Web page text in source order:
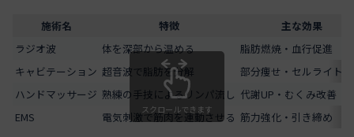
施術名 特徴
主な効果
ラジオ波
体を深部から温める
脂肪燃焼・血行促進
キャビテーション 超音波で脂肪を分解
部分痩せ・セルライト
ハンドマッサージ 熟練の手技によるリンパ流し 代謝UP・むくみ改善
EMS
電気刺激で筋肉を運動させる 筋力強化・引き締め
スクロールできます